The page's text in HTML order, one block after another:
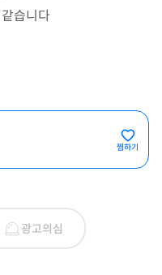
습니다
찜하기
광고의심